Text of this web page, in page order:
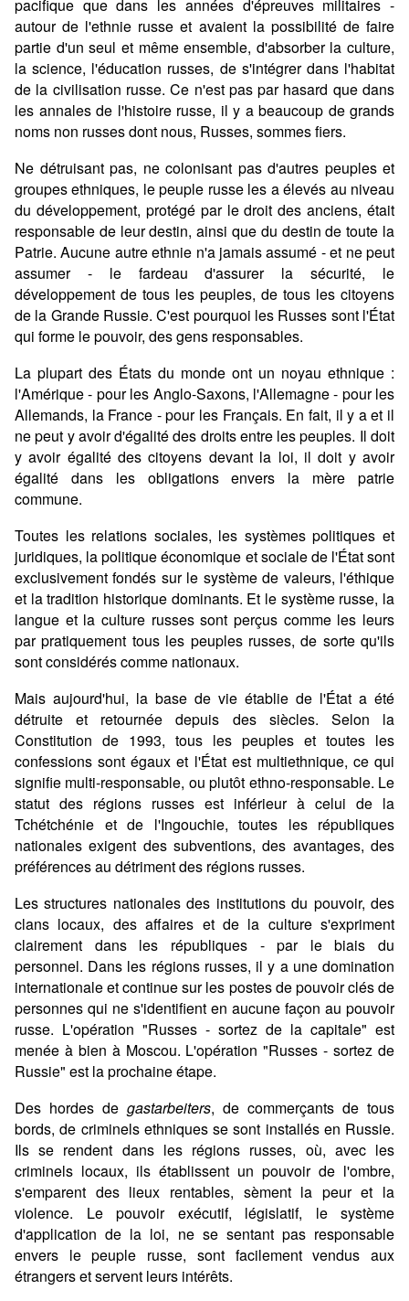
pacifique que dans les années d'épreuves militaires -
autour de l'ethnie russe et avaient la possibilité de faire
partie d'un seul et même ensemble, d'absorber la culture,
la science, l'éducation russes, de s'intégrer dans l'habitat
de la civilisation russe. Ce n'est pas par hasard que dans
les annales de l'histoire russe, il y a beaucoup de grands
noms non russes dont nous, Russes, sommes fiers.
Ne détruisant pas, ne colonisant pas d'autres peuples et
groupes ethniques, le peuple russe les a élevés au niveau
du développement, protégé par le droit des anciens, était
responsable de leur destin, ainsi que du destin de toute la
Patrie. Aucune autre ethnie n'a jamais assumé - et ne peut
assumer - le fardeau d'assurer la sécurité, le
développement de tous les peuples, de tous les citoyens
de la Grande Russie. C'est pourquoi les Russes sont l'État
qui forme le pouvoir, des gens responsables.
La plupart des États du monde ont un noyau ethnique :
l'Amérique - pour les Anglo-Saxons, l'Allemagne - pour les
Allemands, la France - pour les Français. En fait, il y a et il
ne peut y avoir d'égalité des droits entre les peuples. Il doit
y avoir égalité des citoyens devant la loi, il doit y avoir
égalité dans les obligations envers la mère patrie
commune.
Toutes les relations sociales, les systèmes politiques et
juridiques, la politique économique et sociale de l'État sont
exclusivement fondés sur le système de valeurs, l'éthique
et la tradition historique dominants. Et le système russe, la
langue et la culture russes sont perçus comme les leurs
par pratiquement tous les peuples russes, de sorte qu'ils
sont considérés comme nationaux.
Mais aujourd'hui, la base de vie établie de l'État a été
détruite et retournée depuis des siècles. Selon la
Constitution de 1993, tous les peuples et toutes les
confessions sont égaux et l'État est multiethnique, ce qui
signifie multi-responsable, ou plutôt ethno-responsable. Le
statut des régions russes est inférieur à celui de la
Tchétchénie et de l'Ingouchie, toutes les républiques
nationales exigent des subventions, des avantages, des
préférences au détriment des régions russes.
Les structures nationales des institutions du pouvoir, des
clans locaux, des affaires et de la culture s'expriment
clairement dans les républiques - par le biais du
personnel. Dans les régions russes, il y a une domination
internationale et continue sur les postes de pouvoir clés de
personnes qui ne s'identifient en aucune façon au pouvoir
russe. L'opération "Russes - sortez de la capitale" est
menée à bien à Moscou. L'opération "Russes - sortez de
Russie" est la prochaine étape.
Des hordes de gastarbeiters, de commerçants de tous
bords, de criminels ethniques se sont installés en Russie.
Ils se rendent dans les régions russes, où, avec les
criminels locaux, ils établissent un pouvoir de l'ombre,
s'emparent des lieux rentables, sèment la peur et la
violence. Le pouvoir exécutif, législatif, le système
d'application de la loi, ne se sentant pas responsable
envers le peuple russe, sont facilement vendus aux
étrangers et servent leurs intérêts.